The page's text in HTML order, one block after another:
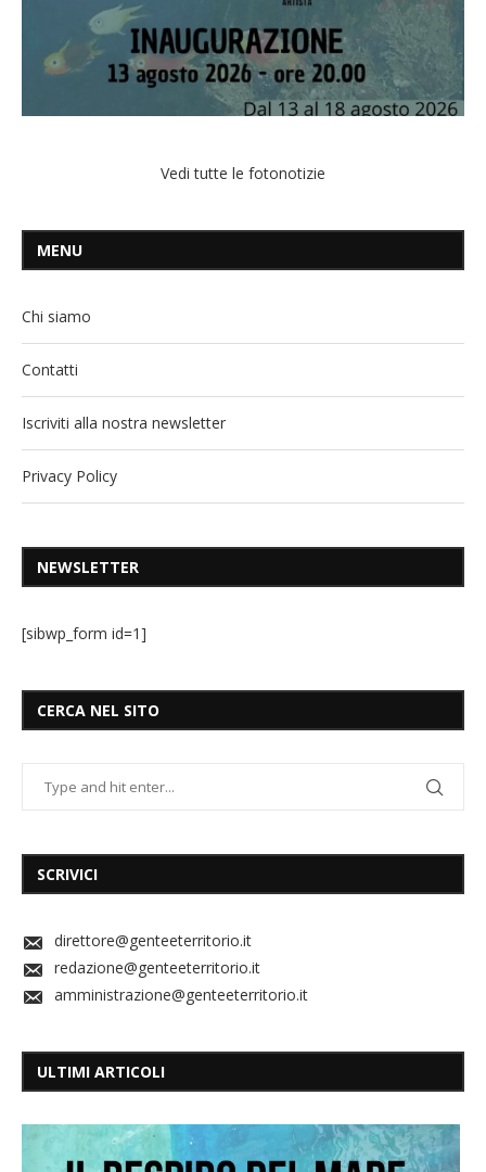
Vedi tutte le fotonotizie
MENU
Chi siamo
Contatti
Iscriviti alla nostra newsletter
Privacy Policy
NEWSLETTER
[sibwp_form id=1]
CERCA NEL SITO
SCRIVICI
direttore@genteeterritorio.it
redazione@genteeterritorio.it
amministrazione@genteeterritorio.it
ULTIMI ARTICOLI